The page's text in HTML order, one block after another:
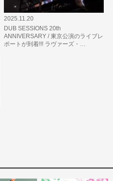
2025.11.20
DUB SESSIONS 20th
ANNIVERSARY / 東京公演のライブレ
ポートが到着!!! ラヴァーズ・…